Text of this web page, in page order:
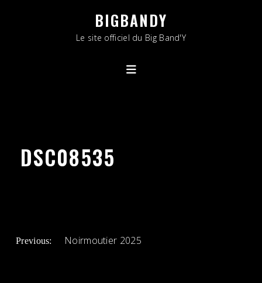
BIGBANDY
Le site officiel du Big Band'Y
DSC08535
NAVIGATION
Previous: Noirmoutier 2025